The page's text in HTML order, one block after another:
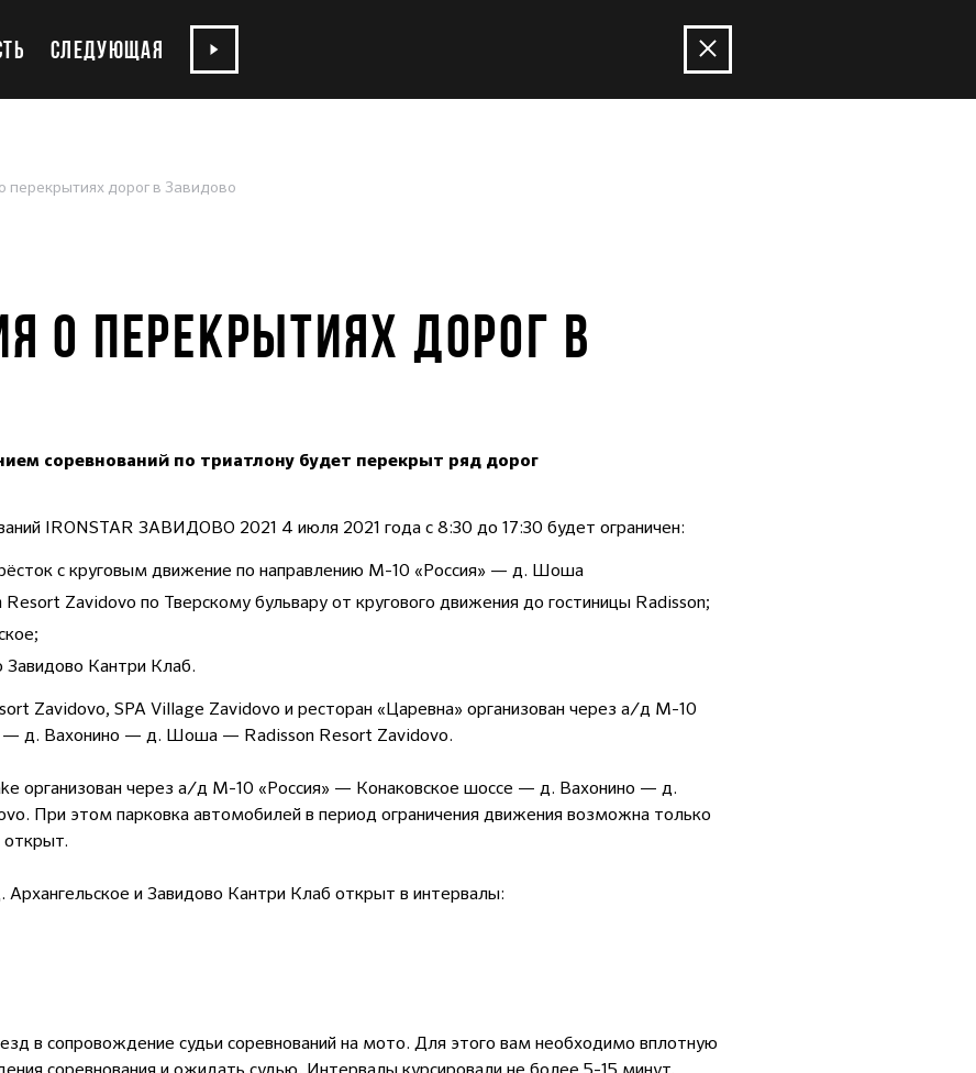
СЛЕДУЮЩАЯ
перекрытиях дорог в Завидово
О ПЕРЕКРЫТИЯХ ДОРОГ В
соревнований по триатлону будет перекрыт ряд дорог
IRONSTAR ЗАВИДОВО 2021 4 июля 2021 года с 8:30 до 17:30 будет ограничен:
с круговым движение по направлению М-10 «Россия» — д. Шоша
Zavidovo по Тверскому бульвару от кругового движения до гостиницы Radisson;
Кантри Клаб.
Zavidovo, SPA Village Zavidovo и ресторан «Царевна» организован через а/д М-10
— д. Вахонино — д. Шоша — Radisson Resort Zavidovo.
организован через а/д М-10 «Россия» — Конаковское шоссе — д. Вахонино — д.
При этом парковка автомобилей в период ограничения движения возможна только
и Завидово Кантри Клаб открыт в интервалы:
в сопровождение судьи соревнований на мото. Для этого вам необходимо вплотную